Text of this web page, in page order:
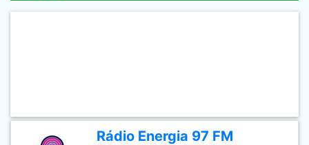
Rádio Energia 97 FM